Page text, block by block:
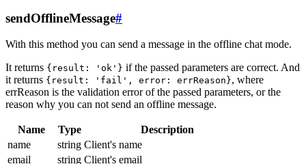
sendOfflineMessage#
With this method you can send a message in the offline chat mode.
It returns {result: 'ok'} if the passed parameters are correct. And
it returns {result: 'fail', error: errReason}, where
errReason is the validation error of the passed parameters, or the
reason why you can not send an offline message.
Name Type
Description
name
string Client's name
email
string Client's email